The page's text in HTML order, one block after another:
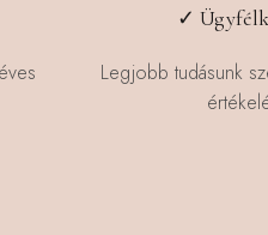
✓
Legjobb tudásunk